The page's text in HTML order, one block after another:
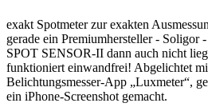
exakt Spotmeter zur exakten
gerade ein Premiumhersteller - Soligor
SPOT SENSOR-II dann auch nicht
funktioniert einwandfrei! Abgelichtet
Belichtungsmesser-App „Luxmeter“,
ein iPhone-Screenshot gemacht.